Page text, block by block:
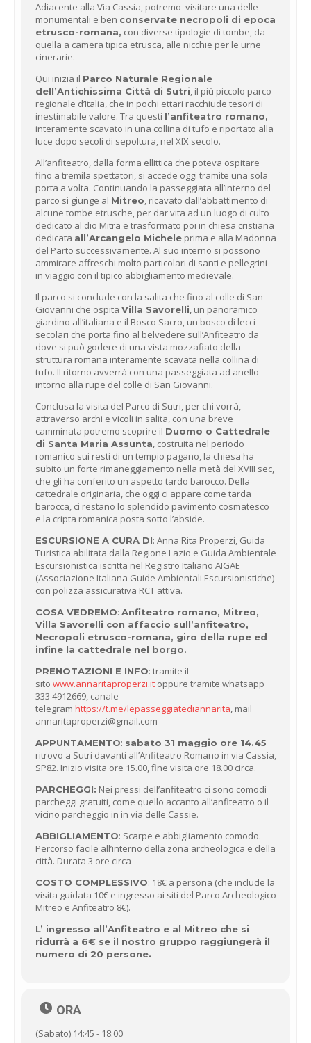
Adiacente alla Via Cassia, potremo visitare una delle
monumentali e ben conservate necropoli di epoca
etrusco-romana, con diverse tipologie di tombe, da
quella a camera tipica etrusca, alle nicchie per le urne
cinerarie.
Qui inizia il Parco Naturale Regionale
dell’Antichissima Città di Sutri, il più piccolo parco
regionale d’Italia, che in pochi ettari racchiude tesori di
inestimabile valore. Tra questi l’anfiteatro romano,
interamente scavato in una collina di tufo e riportato alla
luce dopo secoli di sepoltura, nel XIX secolo.
All’anfiteatro, dalla forma ellittica che poteva ospitare
fino a tremila spettatori, si accede oggi tramite una sola
porta a volta. Continuando la passeggiata all’interno del
parco si giunge al Mitreo, ricavato dall’abbattimento di
alcune tombe etrusche, per dar vita ad un luogo di culto
dedicato al dio Mitra e trasformato poi in chiesa cristiana
dedicata all’Arcangelo Michele prima e alla Madonna
del Parto successivamente. Al suo interno si possono
ammirare affreschi molto particolari di santi e pellegrini
in viaggio con il tipico abbigliamento medievale.
Il parco si conclude con la salita che fino al colle di San
Giovanni che ospita Villa Savorelli, un panoramico
giardino all’italiana e il Bosco Sacro, un bosco di lecci
secolari che porta fino al belvedere sull’Anfiteatro da
dove si può godere di una vista mozzafiato della
struttura romana interamente scavata nella collina di
tufo. Il ritorno avverrà con una passeggiata ad anello
intorno alla rupe del colle di San Giovanni.
Conclusa la visita del Parco di Sutri, per chi vorrà,
attraverso archi e vicoli in salita, con una breve
camminata potremo scoprire il Duomo o Cattedrale
di Santa Maria Assunta, costruita nel periodo
romanico sui resti di un tempio pagano, la chiesa ha
subito un forte rimaneggiamento nella metà del XVIII sec,
che gli ha conferito un aspetto tardo barocco. Della
cattedrale originaria, che oggi ci appare come tarda
barocca, ci restano lo splendido pavimento cosmatesco
e la cripta romanica posta sotto l’abside.
ESCURSIONE A CURA DI: Anna Rita Properzi, Guida
Turistica abilitata dalla Regione Lazio e Guida Ambientale
Escursionistica iscritta nel Registro Italiano AIGAE
(Associazione Italiana Guide Ambientali Escursionistiche)
con polizza assicurativa RCT attiva.
COSA VEDREMO: Anfiteatro romano, Mitreo,
Villa Savorelli con affaccio sull’anfiteatro,
Necropoli etrusco-romana, giro della rupe ed
infine la cattedrale nel borgo.
PRENOTAZIONI E INFO: tramite il
sito www.annaritaproperzi.it oppure tramite whatsapp
333 4912669, canale
telegram https://t.me/lepasseggiatediannarita, mail
annaritaproperzi@gmail.com
APPUNTAMENTO: sabato 31 maggio ore 14.45
ritrovo a Sutri davanti all’Anfiteatro Romano in via Cassia,
SP82. Inizio visita ore 15.00, fine visita ore 18.00 circa.
PARCHEGGI: Nei pressi dell’anfiteatro ci sono comodi
parcheggi gratuiti, come quello accanto all’anfiteatro o il
vicino parcheggio in in via delle Cassie.
ABBIGLIAMENTO: Scarpe e abbigliamento comodo.
Percorso facile all’interno della zona archeologica e della
città. Durata 3 ore circa
COSTO COMPLESSIVO: 18€ a persona (che include la
visita guidata 10€ e ingresso ai siti del Parco Archeologico
Mitreo e Anfiteatro 8€).
L’ ingresso all’Anfiteatro e al Mitreo che si
ridurrà a 6€ se il nostro gruppo raggiungerà il
numero di 20 persone.
ORA
(Sabato) 14:45 - 18:00